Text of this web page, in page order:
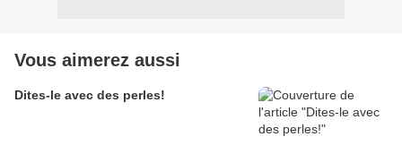
Vous aimerez aussi
Dites-le avec des perles!